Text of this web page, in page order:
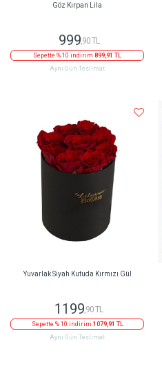
Göz Kırpan Lila
999,90 TL
Sepette % 10 indirim 899,91 TL
Aynı Gün Teslimat
Yuvarlak Siyah Kutuda Kırmızı Gül
1199,90 TL
Sepette % 10 indirim 1079,91 TL
Aynı Gün Teslimat